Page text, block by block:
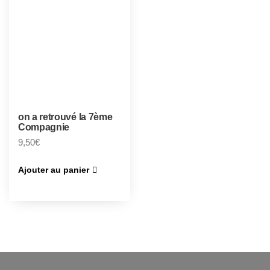
on a retrouvé la 7ème
Compagnie
9,50€
Ajouter au panier